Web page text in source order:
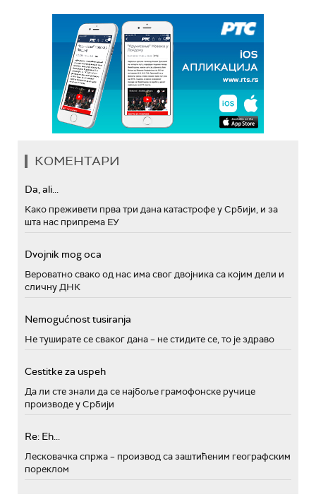
КОМЕНТАРИ
Da, ali...
Како преживети прва три дана катастрофе у Србији, и за
шта нас припрема ЕУ
Dvojnik mog oca
Вероватно свако од нас има свог двојника са којим дели и
сличну ДНК
Nemogućnost tusiranja
Не туширате се сваког дана – не стидите се, то је здраво
Cestitke za uspeh
Да ли сте знали да се најбоље грамофонске ручице
производе у Србији
Re: Eh...
Лесковачка спржа – производ са заштићеним географским
пореклом